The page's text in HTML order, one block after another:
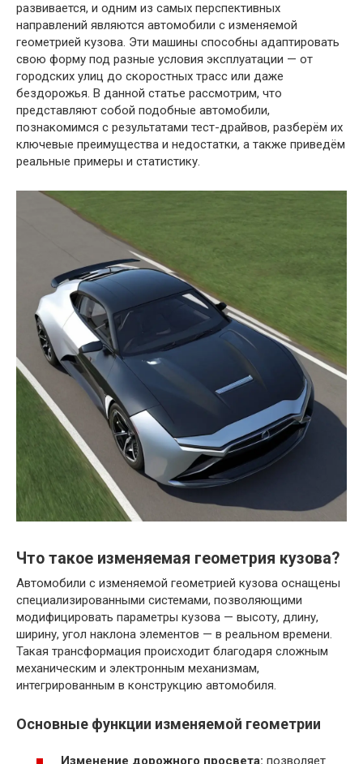
развивается, и одним из самых перспективных
направлений являются автомобили с изменяемой
геометрией кузова. Эти машины способны адаптировать
свою форму под разные условия эксплуатации — от
городских улиц до скоростных трасс или даже
бездорожья. В данной статье рассмотрим, что
представляют собой подобные автомобили,
познакомимся с результатами тест-драйвов, разберём их
ключевые преимущества и недостатки, а также приведём
реальные примеры и статистику.
Что такое изменяемая геометрия кузова?
Автомобили с изменяемой геометрией кузова оснащены
специализированными системами, позволяющими
модифицировать параметры кузова — высоту, длину,
ширину, угол наклона элементов — в реальном времени.
Такая трансформация происходит благодаря сложным
механическим и электронным механизмам,
интегрированным в конструкцию автомобиля.
Основные функции изменяемой геометрии
Изменение дорожного просвета: позволяет